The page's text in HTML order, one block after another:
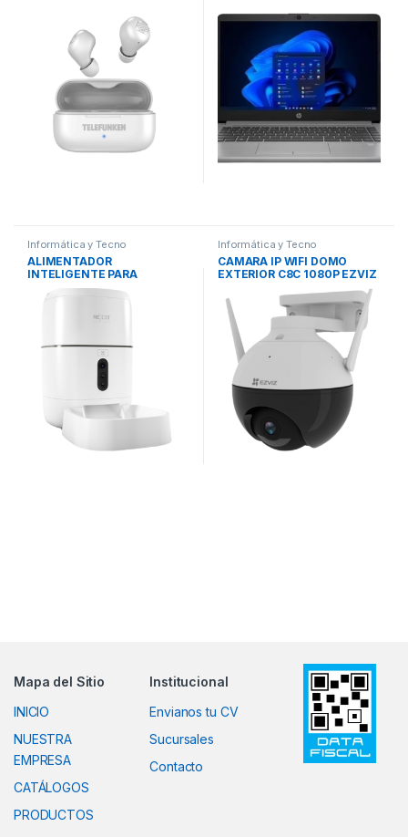
Informática y Tecno
ALIMENTADOR
INTELIGENTE PARA
MASCOTAS NHA-P610
NEXXT
Informática y Tecno
CAMARA IP WIFI DOMO
EXTERIOR C8C 1080P EZVIZ
Mapa del Sitio
INICIO
NUESTRA
EMPRESA
CATÁLOGOS
PRODUCTOS
Institucional
Envianos tu CV
Sucursales
Contacto